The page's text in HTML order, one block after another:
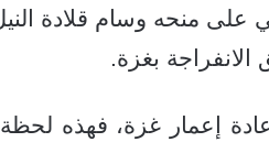
منحه وسام قلادة
بغزة.
إعمار غزة، فهذه لحظة